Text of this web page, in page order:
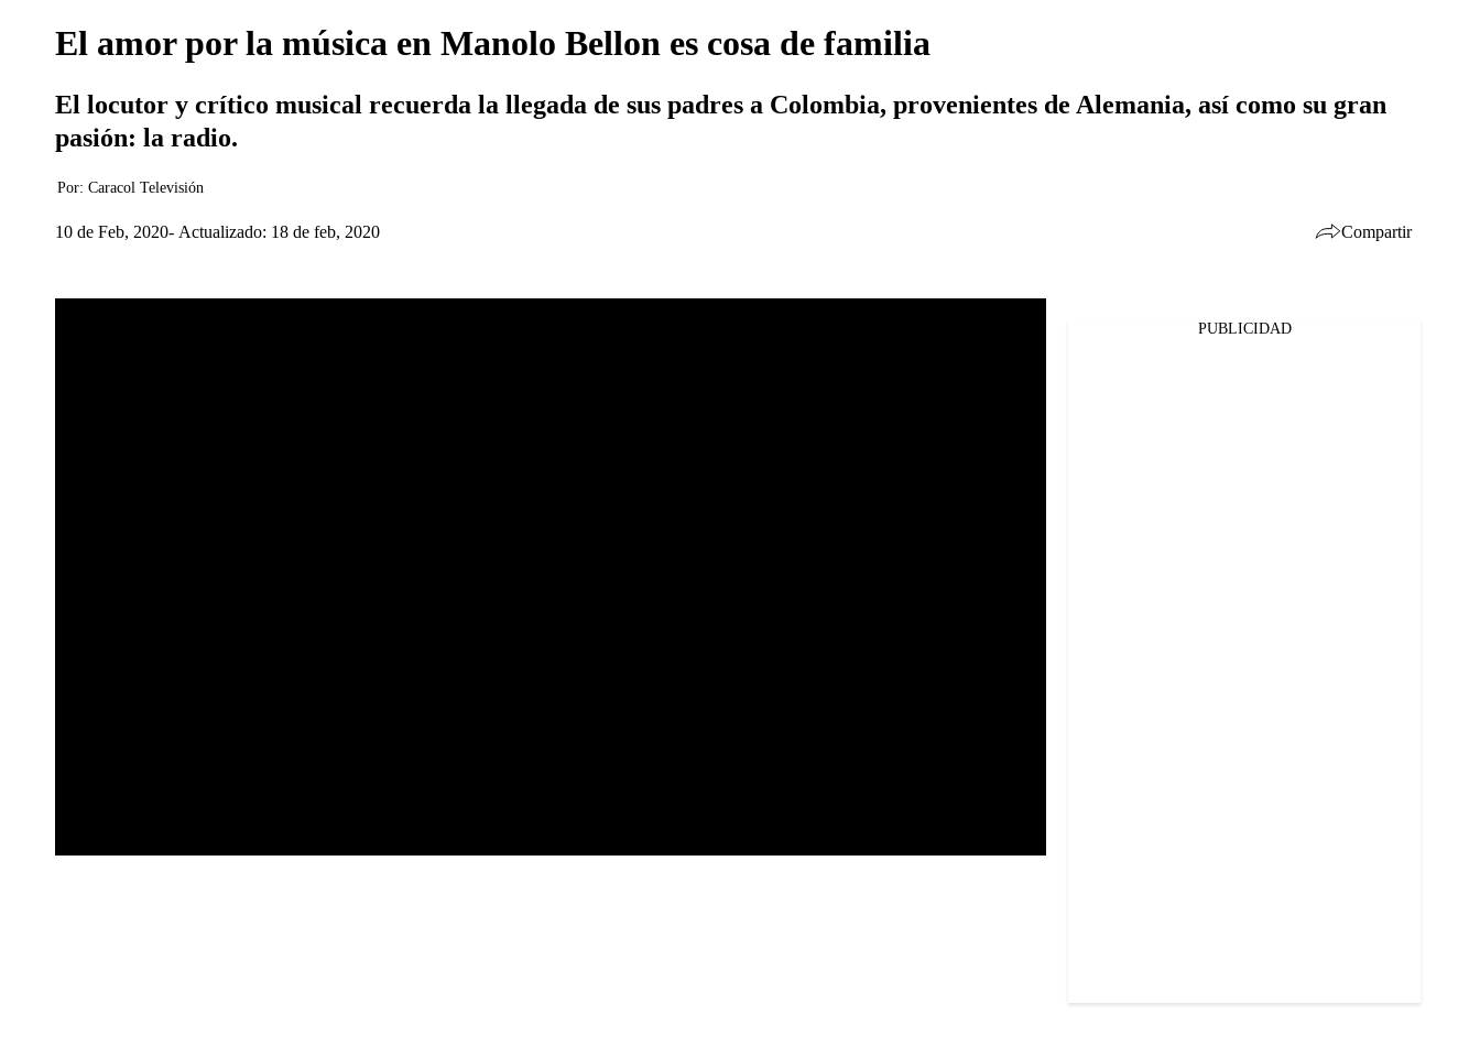
El amor por la música en Manolo Bellon es cosa de familia
El locutor y crítico musical recuerda la llegada de sus padres a Colombia, provenientes de Alemania, así como su gran
pasión: la radio.
Por: Caracol Televisión
10 de Feb, 2020 Actualizado: 18 de feb, 2020 Compartir
PUBLICIDAD